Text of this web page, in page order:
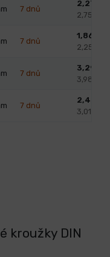
7 dnů
2,27
2,75 s
7 dnů
1,86
2,25 s
7 dnů
3,29
3,98 s
7 dnů
2,49
3,01 s
kroužky DIN